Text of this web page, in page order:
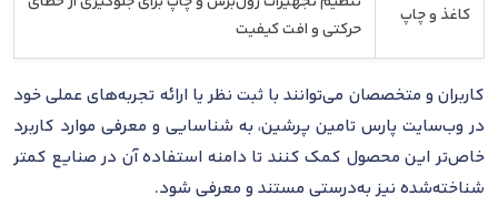
کاغذ و چاپ
حرکتی و افت کیفیت
کاربران و متخصصان می‌توانند با ثبت نظر یا ارائه تجربه‌های عملی خود
در وب‌سایت پارس تامین پرشین، به شناسایی و معرفی موارد کاربرد
خاص‌تر این محصول کمک کنند تا دامنه استفاده آن در صنایع کمتر
شناخته‌شده نیز به‌درستی مستند و معرفی شود.